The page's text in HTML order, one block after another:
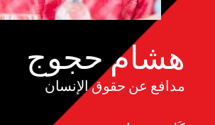
هشام حجوج
مدافع عن حقوق الإنسان